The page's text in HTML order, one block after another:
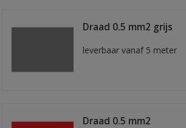
Draad 0.5 mm2 grijs
leverbaar vanaf 5 meter
Draad 0.5 mm2